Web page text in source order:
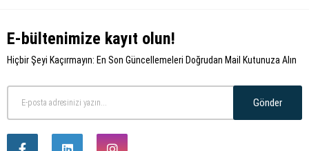
E-bültenimize kayıt olun!
Hiçbir Şeyi Kaçırmayın: En Son Güncellemeleri Doğrudan Mail Kutunuza Alın
Gönder